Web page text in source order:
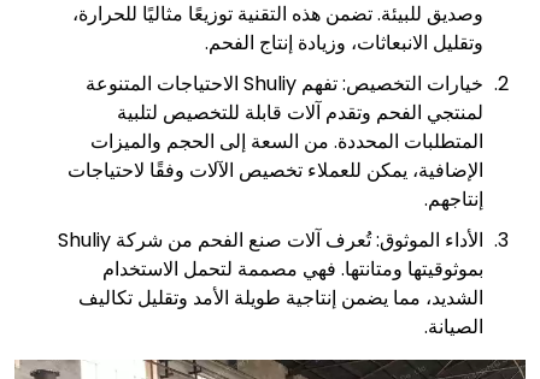
وصديق للبيئة. تضمن هذه التقنية توزيعًا مثاليًا للحرارة،
وتقليل الانبعاثات، وزيادة إنتاج الفحم.
خيارات التخصيص: تفهم Shuliy الاحتياجات المتنوعة
لمنتجي الفحم وتقدم آلات قابلة للتخصيص لتلبية
المتطلبات المحددة. من السعة إلى الحجم والميزات
الإضافية، يمكن للعملاء تخصيص الآلات وفقًا لاحتياجات
إنتاجهم.
الأداء الموثوق: تُعرف آلات صنع الفحم من شركة Shuliy
بموثوقيتها ومتانتها. فهي مصممة لتحمل الاستخدام
الشديد، مما يضمن إنتاجية طويلة الأمد وتقليل تكاليف
الصيانة.